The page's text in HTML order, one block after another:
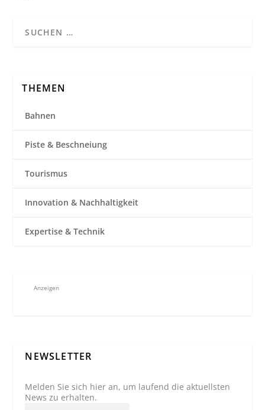
THEMEN
Bahnen
Piste & Beschneiung
Tourismus
Innovation & Nachhaltigkeit
Expertise & Technik
Anzeigen
NEWSLETTER
Melden Sie sich hier an, um laufend die aktuellsten
News zu erhalten.